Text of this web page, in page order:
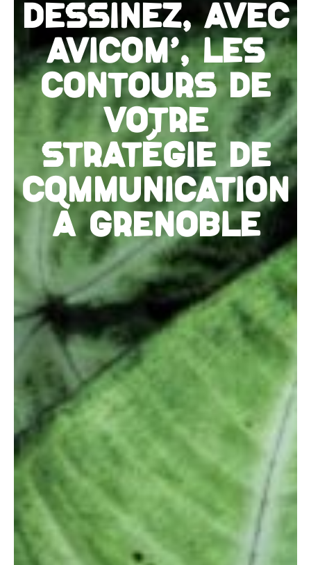
DESSINEZ, AVEC
AVICOM', LES
CONTOURS DE
VOTRE
STRATÉGIE DE
COMMUNICATION
À GRENOBLE